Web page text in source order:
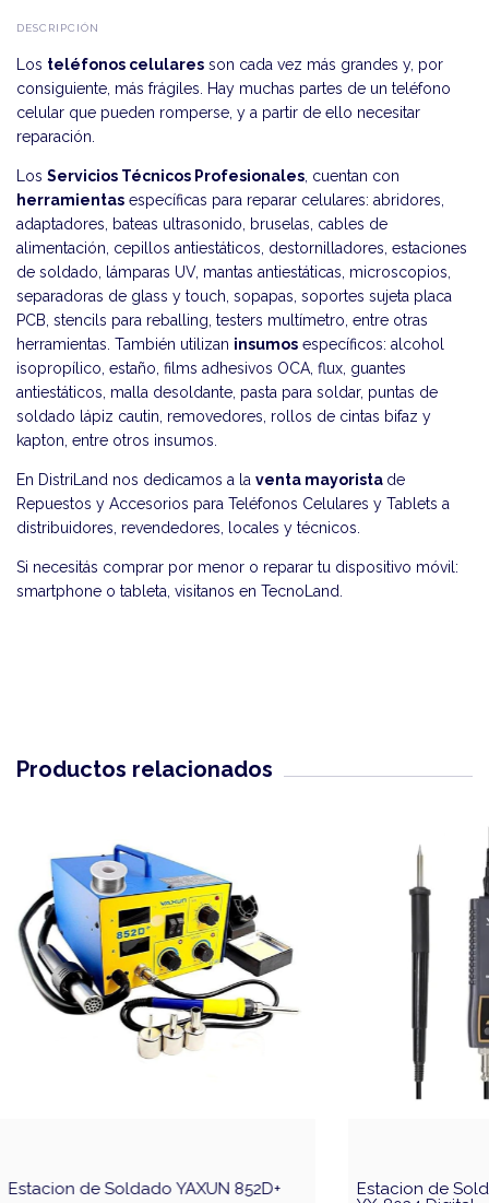
DESCRIPCIÓN
Los teléfonos celulares son cada vez más grandes y, por
consiguiente, más frágiles. Hay muchas partes de un teléfono
celular que pueden romperse, y a partir de ello necesitar
reparación.
Los Servicios Técnicos Profesionales , cuentan con
herramientas específicas para reparar celulares: abridores,
adaptadores, bateas ultrasonido, bruselas, cables de
alimentación, cepillos antiestáticos, destornilladores, estaciones
de soldado, lámparas UV, mantas antiestáticas, microscopios,
separadoras de glass y touch, sopapas, soportes sujeta placa
PCB, stencils para reballing, testers multímetro, entre otras
herramientas. También utilizan insumos específicos: alcohol
isopropílico, estaño, films adhesivos OCA, flux, guantes
antiestáticos, malla desoldante, pasta para soldar, puntas de
soldado lápiz cautin, removedores, rollos de cintas bifaz y
kapton, entre otros insumos.
En DistriLand nos dedicamos a la venta mayorista de
Repuestos y Accesorios para Teléfonos Celulares y Tablets a
distribuidores, revendedores, locales y técnicos.
Si necesitás comprar por menor o reparar tu dispositivo móvil:
smartphone o tableta, visitanos en TecnoLand
Productos relacionados
Estacion de Soldado YAXUN 852D+
Estacion de